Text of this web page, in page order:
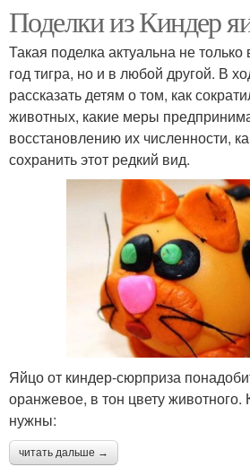
Поделки из Киндер
Такая поделка актуальна не
год тигра, но и в любой другой. В
рассказать детям о том, как
животных, какие меры
восстановлению их численности,
сохранить этот редкий вид.
Яйцо от киндер-сюрприза
оранжевое, в тон цвету животного.
нужны:
читать дальше →